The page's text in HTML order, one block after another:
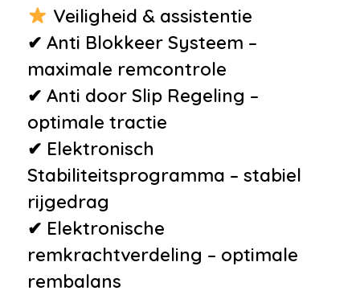
•Hoofdsteunen anti-whiplash
•Niet in gerookt
•Roetfilter
•Zomerbanden
Veiligheid & assistentie
✔ Anti Blokkeer Systeem –
maximale remcontrole
✔ Anti door Slip Regeling –
optimale tractie
✔ Elektronisch
Stabiliteitsprogramma – stabiel
rijgedrag
✔ Elektronische
remkrachtverdeling – optimale
rembalans